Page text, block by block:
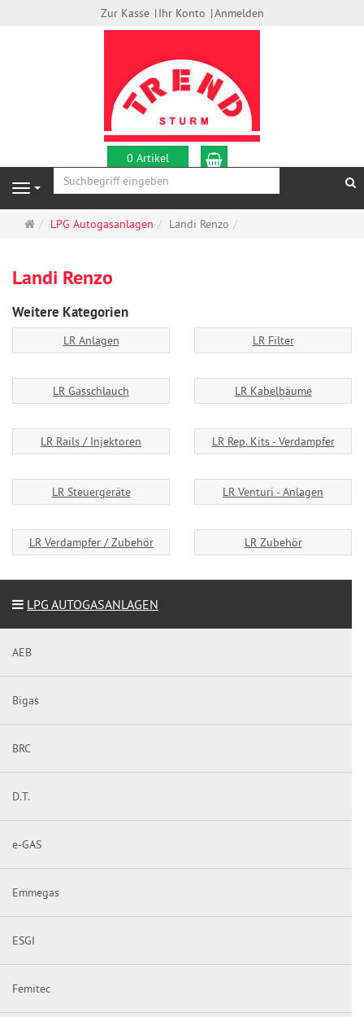
Zur Kasse Ihr Konto Anmelden
0 Artikel Warenkorb
Navigation
Startseite
LPG Autogasanlagen Landi Renzo
Landi Renzo
Weitere Kategorien
LR Anlagen LR Filter
LR Gasschlauch LR Kabelbäume
LR Rails / Injektoren LR Rep. Kits - Verdampfer
LR Steuergeräte LR Venturi - Anlagen
LR Verdampfer / Zubehör LR Zubehör
LPG AUTOGASANLAGEN
AEB
Bigas
BRC
D.T.
e-GAS
Emmegas
ESGI
Femitec